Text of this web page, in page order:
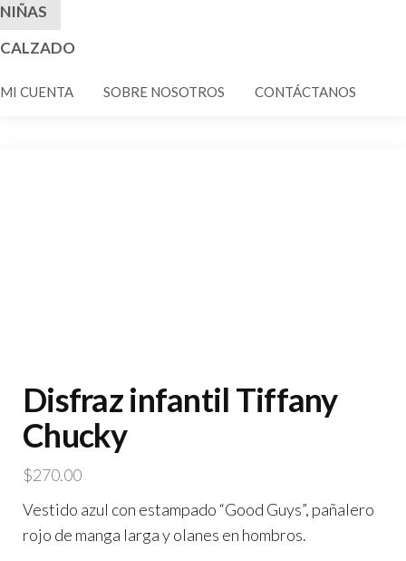
NIÑAS
CALZADO
MI CUENTA SOBRE NOSOTROS CONTÁCTANOS
Disfraz infantil Tiffany
Chucky
$270.00
Vestido azul con estampado “Good Guys”, pañalero
rojo de manga larga y olanes en hombros.